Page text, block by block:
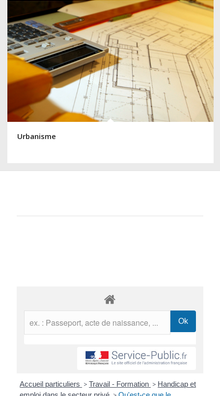
Urbanisme
Accueil particuliers > Travail - Formation > Handicap et